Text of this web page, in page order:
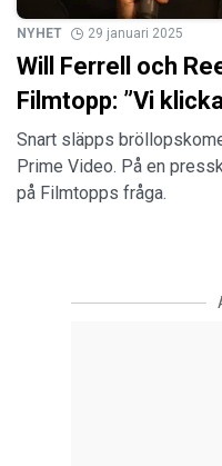
NYHET 29 januari 2025
Will Ferrell och
Filmtopp: ”Vi
Snart släpps
Prime Video. På en
på Filmtopps fråga.